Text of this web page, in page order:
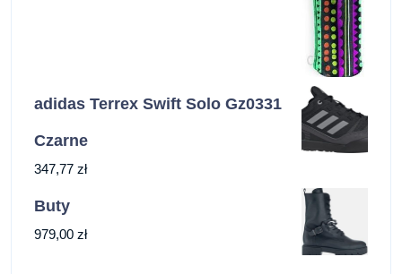
adidas Terrex Swift Solo Gz0331
Czarne
347,77 zł
Buty
979,00 zł